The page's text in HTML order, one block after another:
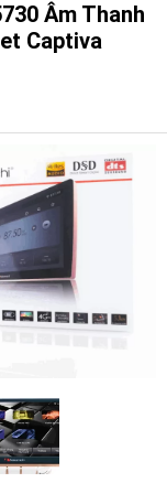
Âm Thanh
Captiva